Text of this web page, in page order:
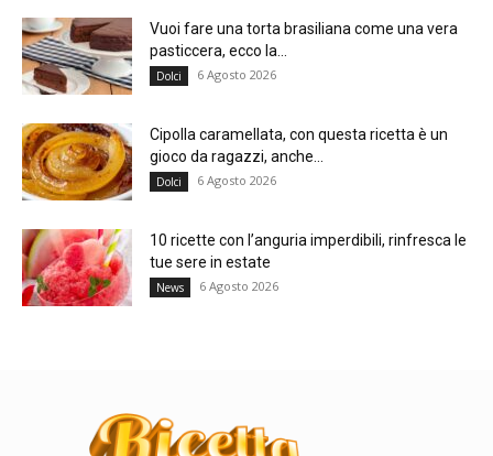
Vuoi fare una torta brasiliana come una vera
pasticcera, ecco la...
Dolci 6 Agosto 2026
Cipolla caramellata, con questa ricetta è un
gioco da ragazzi, anche...
Dolci 6 Agosto 2026
10 ricette con l’anguria imperdibili, rinfresca le
tue sere in estate
News 6 Agosto 2026